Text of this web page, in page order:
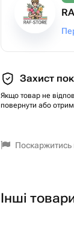
Захист
Якщо товар не
повернути або
Поскаржитись
Інші